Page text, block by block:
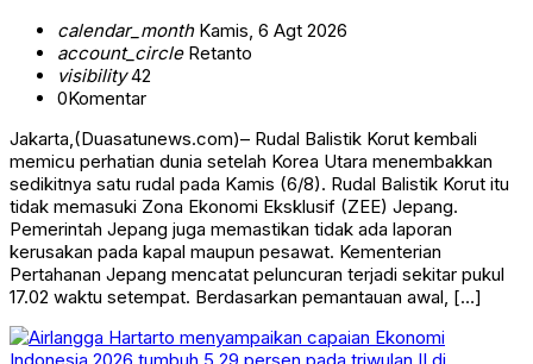
calendar_monthKamis, 6 Agt 2026
account_circleRetanto
visibility42
0Komentar
Jakarta,(Duasatunews.com)– Rudal Balistik Korut kembali
memicu perhatian dunia setelah Korea Utara menembakkan
sedikitnya satu rudal pada Kamis (6/8). Rudal Balistik Korut itu
tidak memasuki Zona Ekonomi Eksklusif (ZEE) Jepang.
Pemerintah Jepang juga memastikan tidak ada laporan
kerusakan pada kapal maupun pesawat. Kementerian
Pertahanan Jepang mencatat peluncuran terjadi sekitar pukul
17.02 waktu setempat. Berdasarkan pemantauan awal, […]